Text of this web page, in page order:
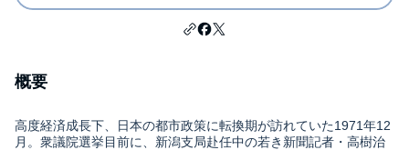
概要
高度経済成長下、日本の都市政策に転換期が訪れていた1971年12
月。衆議院選挙目前に、新潟支局赴任中の若き新聞記者・高樹治